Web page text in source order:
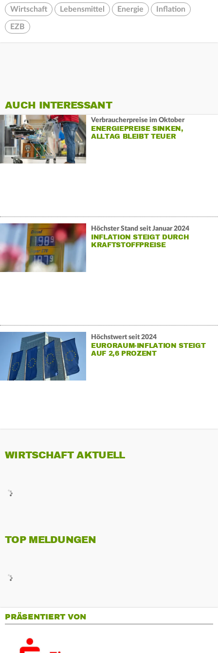
Wirtschaft Lebensmittel Energie Inflation
EZB
AUCH INTERESSANT
Verbraucherpreise im Oktober
ENERGIEPREISE SINKEN,
ALLTAG BLEIBT TEUER
Höchster Stand seit Januar 2024
INFLATION STEIGT DURCH
KRAFTSTOFFPREISE
Höchstwert seit 2024
EURORAUM-INFLATION STEIGT
AUF 2,6 PROZENT
WIRTSCHAFT AKTUELL
TOP MELDUNGEN
PRÄSENTIERT VON